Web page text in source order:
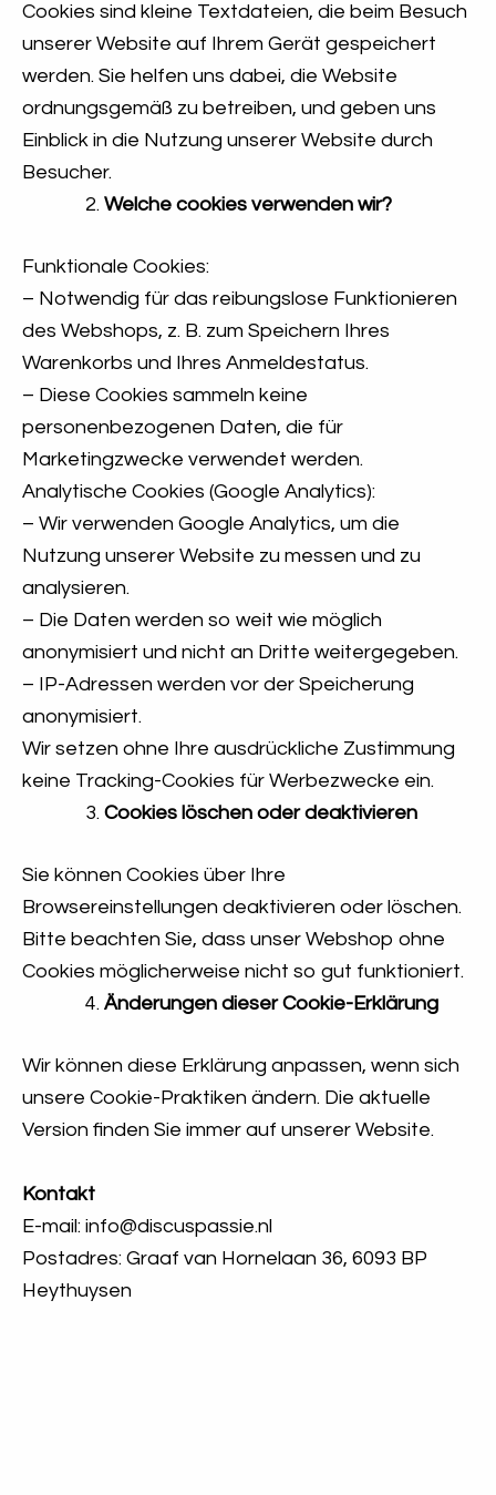
Cookies sind kleine Textdateien, die beim Besuch
unserer Website auf Ihrem Gerät gespeichert
werden. Sie helfen uns dabei, die Website
ordnungsgemäß zu betreiben, und geben uns
Einblick in die Nutzung unserer Website durch
Besucher.
Welche cookies verwenden wir?
Funktionale Cookies:
– Notwendig für das reibungslose Funktionieren
des Webshops, z. B. zum Speichern Ihres
Warenkorbs und Ihres Anmeldestatus.
– Diese Cookies sammeln keine
personenbezogenen Daten, die für
Marketingzwecke verwendet werden.
Analytische Cookies (Google Analytics):
– Wir verwenden Google Analytics, um die
Nutzung unserer Website zu messen und zu
analysieren.
– Die Daten werden so weit wie möglich
anonymisiert und nicht an Dritte weitergegeben.
– IP-Adressen werden vor der Speicherung
anonymisiert.
Wir setzen ohne Ihre ausdrückliche Zustimmung
keine Tracking-Cookies für Werbezwecke ein.
Cookies löschen oder deaktivieren
Sie können Cookies über Ihre
Browsereinstellungen deaktivieren oder löschen.
Bitte beachten Sie, dass unser Webshop ohne
Cookies möglicherweise nicht so gut funktioniert.
Änderungen dieser Cookie-Erklärung
Wir können diese Erklärung anpassen, wenn sich
unsere Cookie-Praktiken ändern. Die aktuelle
Version finden Sie immer auf unserer Website.
Kontakt
E-mail: info@discuspassie.nl
Postadres: Graaf van Hornelaan 36, 6093 BP
Heythuysen